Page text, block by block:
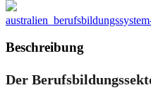
Beschreibung
Der